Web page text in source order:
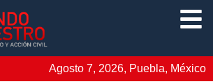
Agosto 7, 2026, Puebla, México